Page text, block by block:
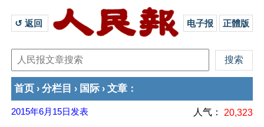
↺ 返回 电子报 正體版
首页 › 分栏目 › 国际 › 文章 ：
2015年6月15日 发表 人气： 20,323